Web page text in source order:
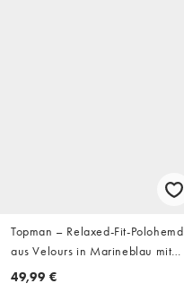
Topman – Relaxed-Fit-Polohemd
aus Velours in Marineblau mit
kurzem Schnitt und Streifen
49,99 €